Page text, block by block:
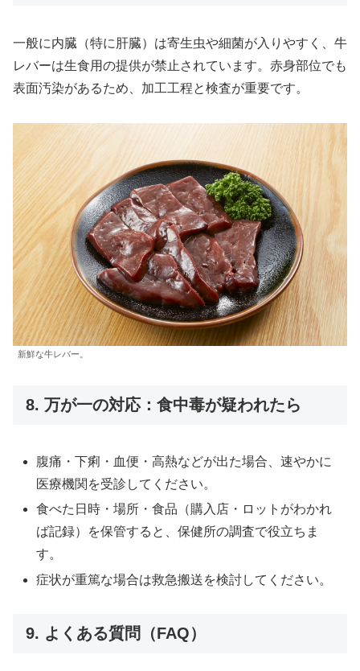
一般に内臓（特に肝臓）は寄生虫や細菌が入りやすく、牛
レバーは生食用の提供が禁止されています。赤身部位でも
表面汚染があるため、加工工程と検査が重要です。
新鮮な牛レバー。
8. 万が一の対応：食中毒が疑われたら
腹痛・下痢・血便・高熱などが出た場合、速やかに
医療機関を受診してください。
食べた日時・場所・食品（購入店・ロットがわかれ
ば記録）を保管すると、保健所の調査で役立ちま
す。
症状が重篤な場合は救急搬送を検討してください。
9. よくある質問（FAQ）